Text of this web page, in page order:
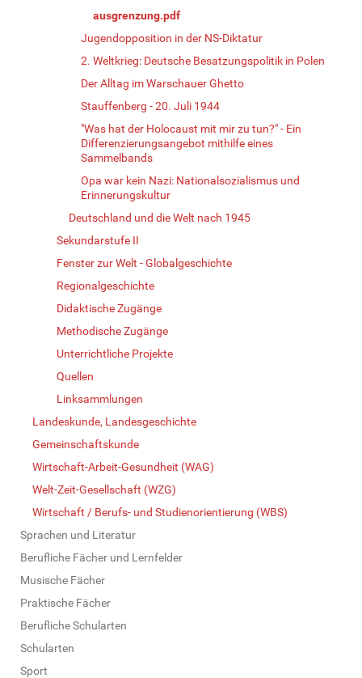
ausgrenzung.pdf
Jugendopposition in der NS-Diktatur
2. Weltkrieg: Deutsche Besatzungspolitik in Polen
Der Alltag im Warschauer Ghetto
Stauffenberg - 20. Juli 1944
"Was hat der Holocaust mit mir zu tun?" - Ein
Differenzierungsangebot mithilfe eines
Sammelbands
Opa war kein Nazi: Nationalsozialismus und
Erinnerungskultur
Deutschland und die Welt nach 1945
Sekundarstufe II
Fenster zur Welt - Globalgeschichte
Regionalgeschichte
Didaktische Zugänge
Methodische Zugänge
Unterrichtliche Projekte
Quellen
Linksammlungen
Landeskunde, Landesgeschichte
Gemeinschaftskunde
Wirtschaft-Arbeit-Gesundheit (WAG)
Welt-Zeit-Gesellschaft (WZG)
Wirtschaft / Berufs- und Studienorientierung (WBS)
Sprachen und Literatur
Berufliche Fächer und Lernfelder
Musische Fächer
Praktische Fächer
Berufliche Schularten
Schularten
Sport